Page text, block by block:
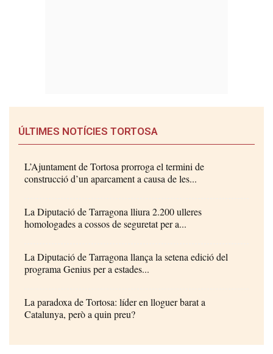
ÚLTIMES NOTÍCIES TORTOSA
L’Ajuntament de Tortosa prorroga el termini de
construcció d’un aparcament a causa de les...
La Diputació de Tarragona lliura 2.200 ulleres
homologades a cossos de seguretat per a...
La Diputació de Tarragona llança la setena edició del
programa Genius per a estades...
La paradoxa de Tortosa: líder en lloguer barat a
Catalunya, però a quin preu?